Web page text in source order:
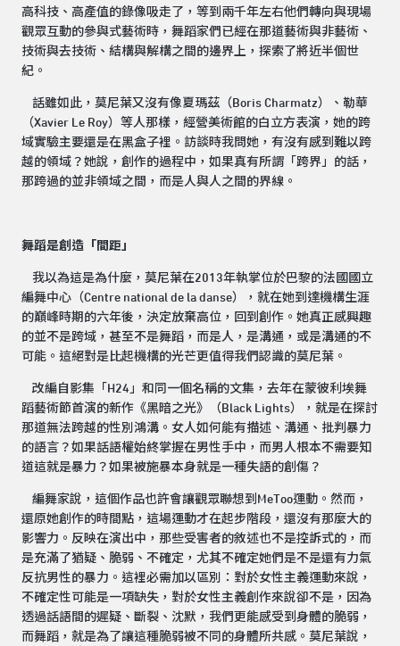
高科技、高產值的錄像吸走了，等到兩千年左右他們轉向與現場
觀眾互動的參與式藝術時，舞蹈家們已經在那道藝術與非藝術、
技術與去技術、結構與解構之間的邊界上，探索了將近半個世
紀。
話雖如此，莫尼葉又沒有像夏瑪茲（Boris Charmatz）、勒華
（Xavier Le Roy）等人那樣，經營美術館的白立方表演，她的跨
域實驗主要還是在黑盒子裡。訪談時我問她，有沒有感到難以跨
越的領域？她說，創作的過程中，如果真有所謂「跨界」的話，
那跨過的並非領域之間，而是人與人之間的界線。
舞蹈是創造「間距」
我以為這是為什麼，莫尼葉在2013年執掌位於巴黎的法國國立
編舞中心（Centre national de la danse），就在她到達機構生涯
的巔峰時期的六年後，決定放棄高位，回到創作。她真正感興趣
的並不是跨域，甚至不是舞蹈，而是人，是溝通，或是溝通的不
可能。這絕對是比起機構的光芒更值得我們認識的莫尼葉。
改編自影集「H24」和同一個名稱的文集，去年在蒙彼利埃舞
蹈藝術節首演的新作《黑暗之光》（Black Lights），就是在探討
那道無法跨越的性別鴻溝。女人如何能有描述、溝通、批判暴力
的語言？如果話語權始終掌握在男性手中，而男人根本不需要知
道這就是暴力？如果被施暴本身就是一種失語的創傷？
編舞家說，這個作品也許會讓觀眾聯想到MeToo運動。然而，
還原她創作的時間點，這場運動才在起步階段，還沒有那麼大的
影響力。反映在演出中，那些受害者的敘述也不是控訴式的，而
是充滿了猶疑、脆弱、不確定，尤其不確定她們是不是還有力氣
反抗男性的暴力。這裡必需加以區別：對於女性主義運動來說，
不確定性可能是一項缺失，對於女性主義創作來說卻不是，因為
透過話語間的遲疑、斷裂、沈默，我們更能感受到身體的脆弱，
而舞蹈，就是為了讓這種脆弱被不同的身體所共感。莫尼葉說，